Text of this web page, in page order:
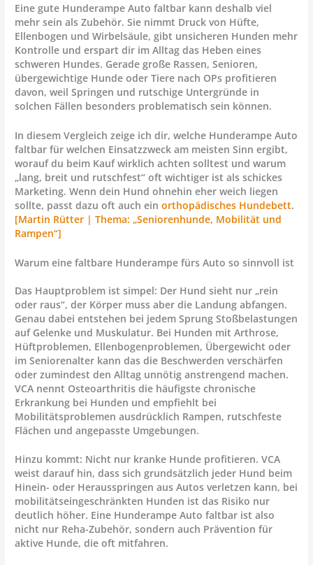
Eine gute Hunderampe Auto faltbar kann deshalb viel
mehr sein als Zubehör. Sie nimmt Druck von Hüfte,
Ellenbogen und Wirbelsäule, gibt unsicheren Hunden mehr
Kontrolle und erspart dir im Alltag das Heben eines
schweren Hundes. Gerade große Rassen, Senioren,
übergewichtige Hunde oder Tiere nach OPs profitieren
davon, weil Springen und rutschige Untergründe in
solchen Fällen besonders problematisch sein können.
In diesem Vergleich zeige ich dir, welche Hunderampe Auto
faltbar für welchen Einsatzzweck am meisten Sinn ergibt,
worauf du beim Kauf wirklich achten solltest und warum
„lang, breit und rutschfest“ oft wichtiger ist als schickes
Marketing. Wenn dein Hund ohnehin eher weich liegen
sollte, passt dazu oft auch einorthopädisches Hundebett.
[Martin Rütter | Thema: „Seniorenhunde, Mobilität und
Rampen“]
Warum eine faltbare Hunderampe fürs Auto so sinnvoll ist
Das Hauptproblem ist simpel: Der Hund sieht nur „rein
oder raus“, der Körper muss aber die Landung abfangen.
Genau dabei entstehen bei jedem Sprung Stoßbelastungen
auf Gelenke und Muskulatur. Bei Hunden mit Arthrose,
Hüftproblemen, Ellenbogenproblemen, Übergewicht oder
im Seniorenalter kann das die Beschwerden verschärfen
oder zumindest den Alltag unnötig anstrengend machen.
VCA nennt Osteoarthritis die häufigste chronische
Erkrankung bei Hunden und empfiehlt bei
Mobilitätsproblemen ausdrücklich Rampen, rutschfeste
Flächen und angepasste Umgebungen.
Hinzu kommt: Nicht nur kranke Hunde profitieren. VCA
weist darauf hin, dass sich grundsätzlich jeder Hund beim
Hinein- oder Herausspringen aus Autos verletzen kann, bei
mobilitätseingeschränkten Hunden ist das Risiko nur
deutlich höher. Eine Hunderampe Auto faltbar ist also
nicht nur Reha-Zubehör, sondern auch Prävention für
aktive Hunde, die oft mitfahren.